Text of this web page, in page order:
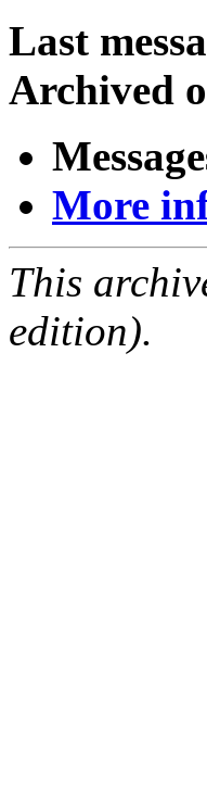
Last
Archived
More
This
edition).